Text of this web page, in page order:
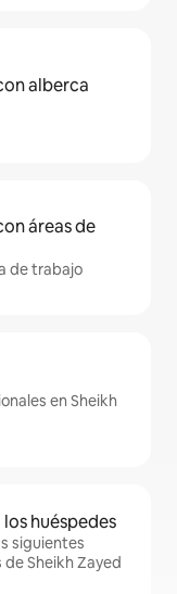
alberca
áreas de
de trabajo
en Sheikh
huéspedes
siguientes
Sheikh Zayed